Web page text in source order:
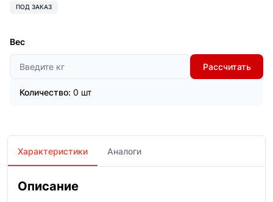
ПОД ЗАКАЗ
Вес
Рассчитать
Количество: 0 шт
Характеристики Аналоги
Описание